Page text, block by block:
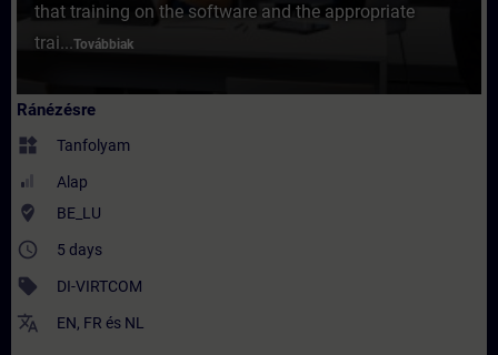
that training on the software and the appropriate
trai...Továbbiak
Ránézésre
widgets Tanfolyam
Alap
where_to_vote BE_LU
access_time 5 days
sell DI-VIRTCOM
translate EN, FR és NL